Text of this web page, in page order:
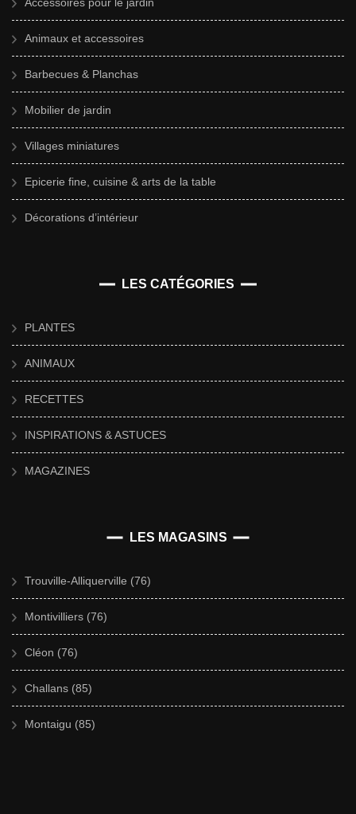
Accessoires pour le jardin
Animaux et accessoires
Barbecues & Planchas
Mobilier de jardin
Villages miniatures
Epicerie fine, cuisine & arts de la table
Décorations d’intérieur
LES CATÉGORIES
PLANTES
ANIMAUX
RECETTES
INSPIRATIONS & ASTUCES
MAGAZINES
LES MAGASINS
Trouville-Alliquerville (76)
Montivilliers (76)
Cléon (76)
Challans (85)
Montaigu (85)